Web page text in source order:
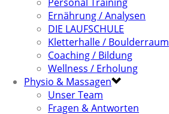
Ernährung / Analysen
DIE LAUFSCHULE
Kletterhalle / Boulderraum
Coaching / Bildung
Wellness / Erholung
Physio & Massagen
Unser Team
Fragen & Antworten